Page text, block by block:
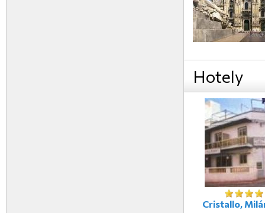
Hotely
Cristallo,